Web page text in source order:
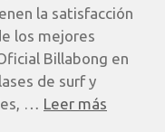
la satisfacción
los mejores
Billabong en
de surf y
… Leer más